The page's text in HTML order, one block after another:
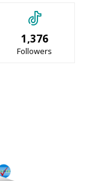
1,376
Followers